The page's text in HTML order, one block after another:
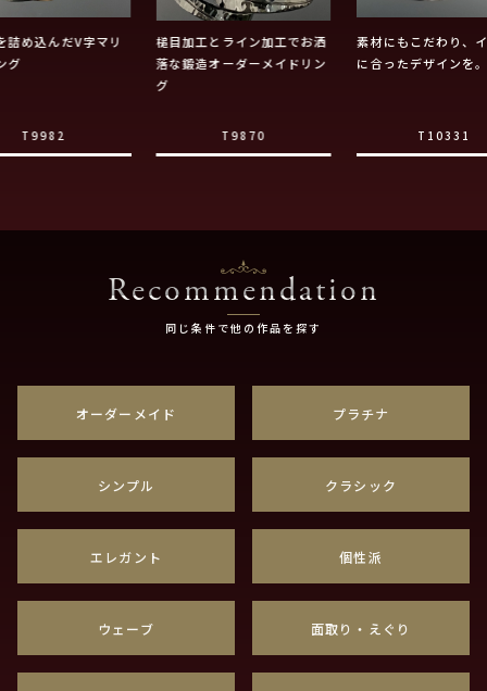
詰め込んだV字マリ
グ
T9982
槌目加工とライン加工でお洒
落な鍛造オーダーメイドリン
グ
T9870
素材にもこだわり、
に合ったデザインを。
T10331
Recommendation
同じ条件で他の作品を探す
オーダーメイド プラチナ
シンプル クラシック
エレガント 個性派
ウェーブ 面取り・えぐり